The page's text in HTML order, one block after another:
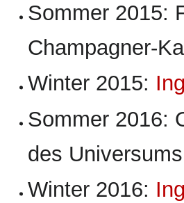
Sommer 2015:
Champagner-
Winter 2015:
Sommer 2016:
des Universums
Winter 2016: